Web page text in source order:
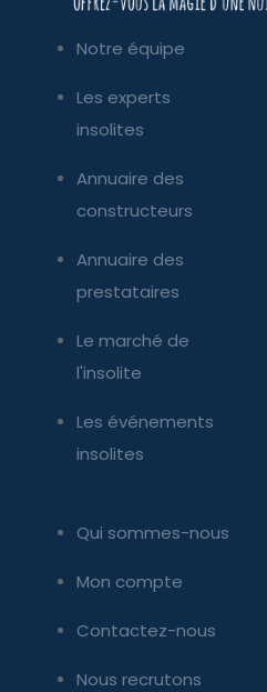
Notre équipe
Les experts
insolites
Annuaire des
constructeurs
Annuaire des
prestataires
Le marché de
l'insolite
Les événements
insolites
Qui sommes-nous
Mon compte
Contactez-nous
Nous recrutons